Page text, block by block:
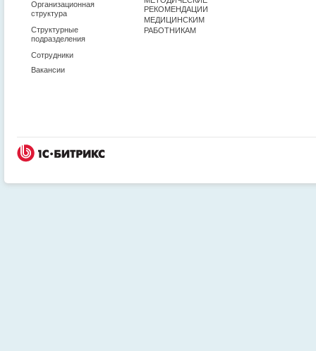
Организационная
структура
Структурные
подразделения
Сотрудники
Вакансии
РЕКОМЕНДАЦИИ
МЕДИЦИНСКИМ
РАБОТНИКАМ